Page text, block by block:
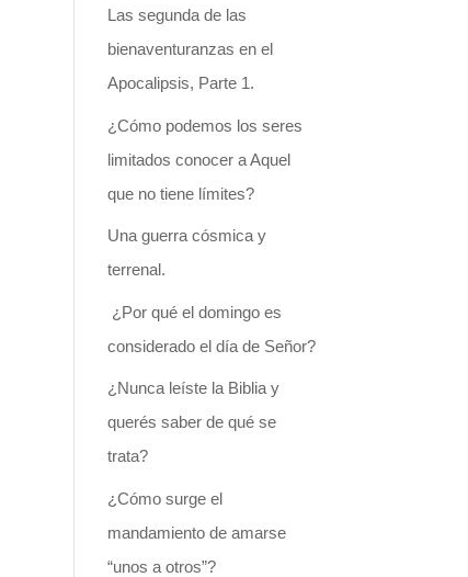
Las segunda de las
bienaventuranzas en el
Apocalipsis, Parte 1.
¿Cómo podemos los seres
limitados conocer a Aquel
que no tiene límites?
Una guerra cósmica y
terrenal.
¿Por qué el domingo es
considerado el día de Señor?
¿Nunca leíste la Biblia y
querés saber de qué se
trata?
¿Cómo surge el
mandamiento de amarse
“unos a otros”?